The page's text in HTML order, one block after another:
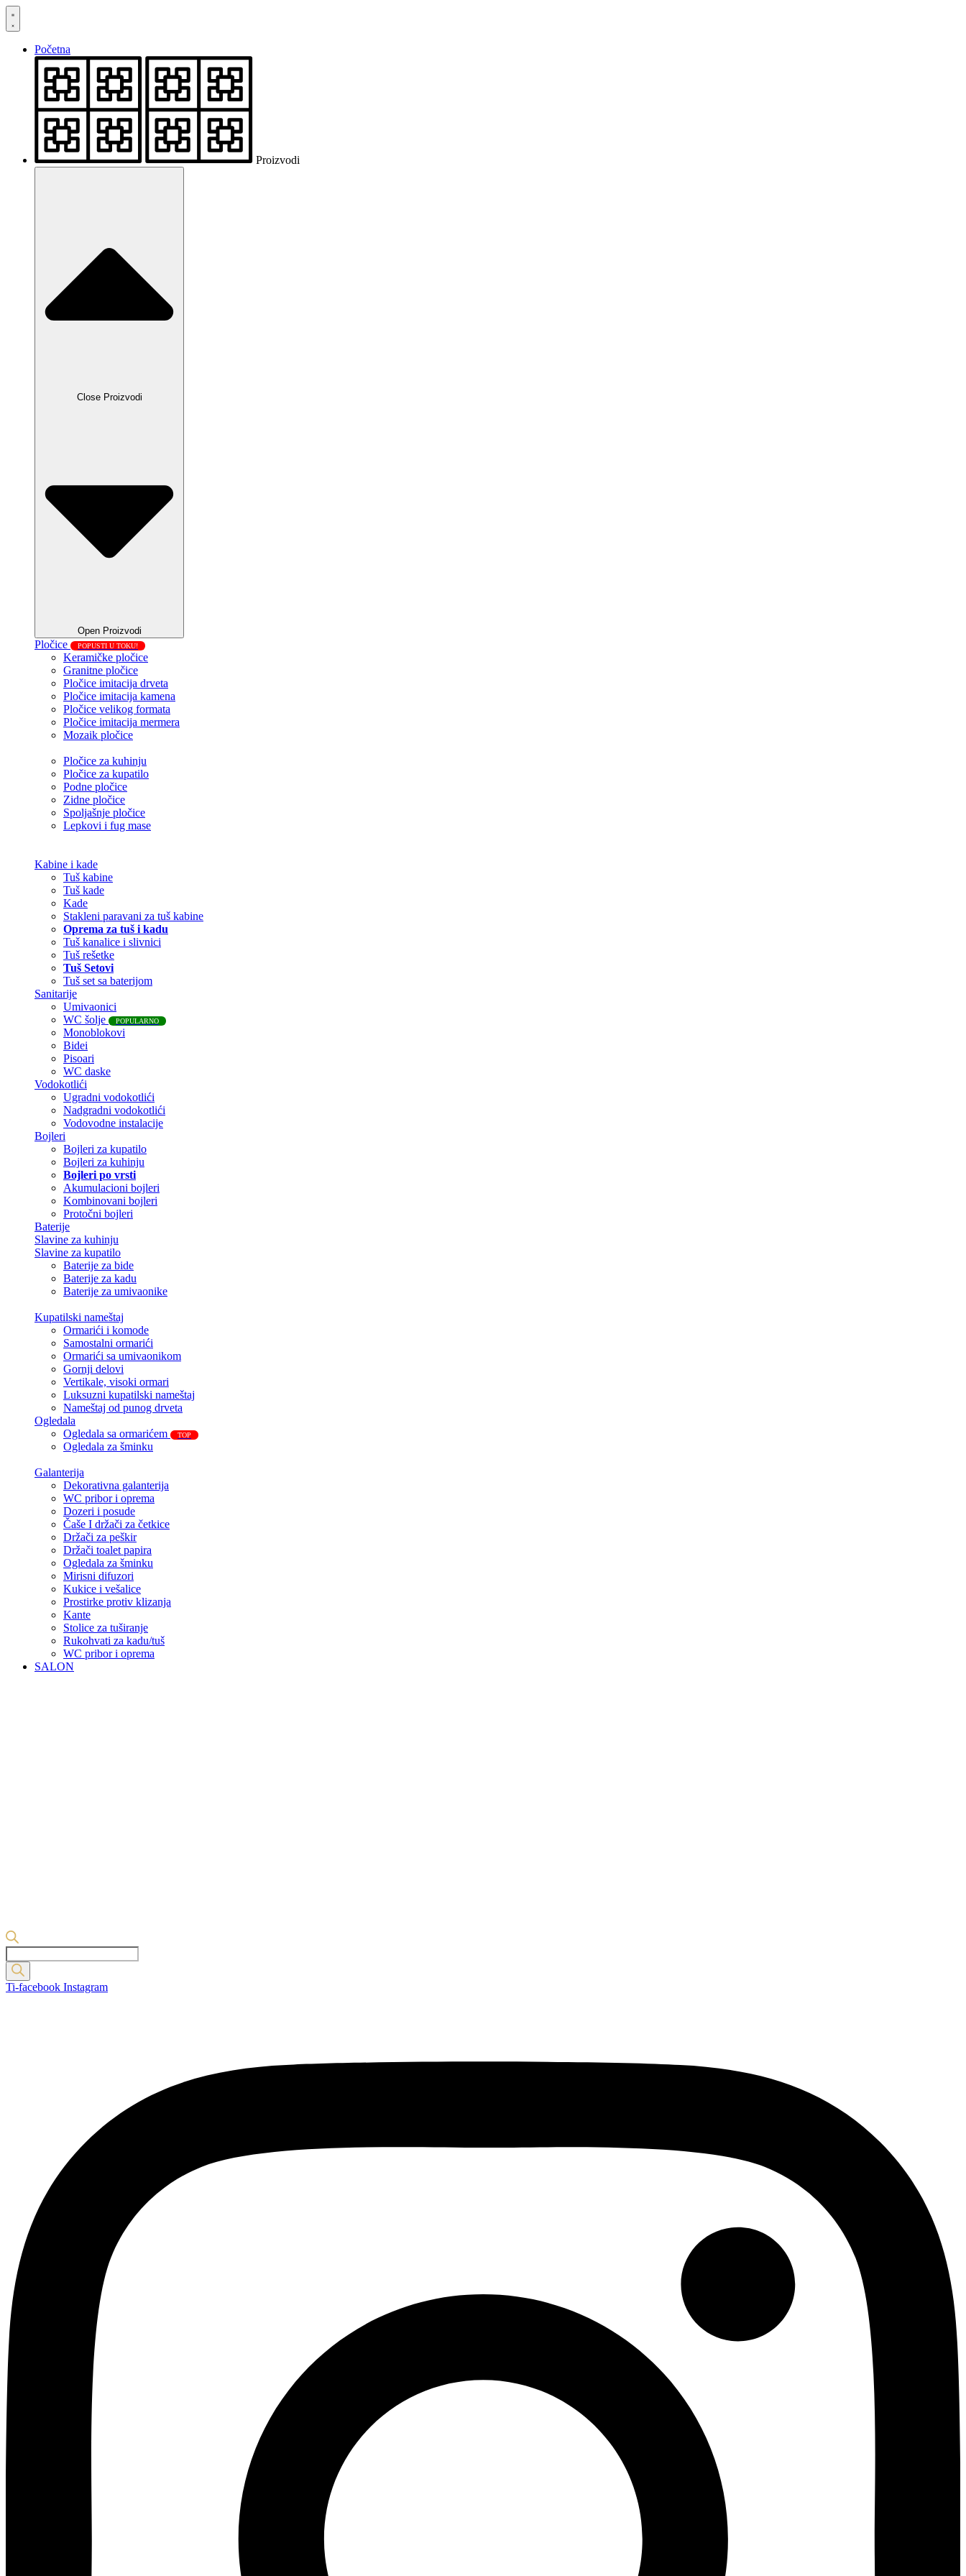
Skočite
na
Početna
Proizvodi
Close Proizvodi
Open Proizvodi
Pločice POPUSTI U TOKU!
Keramičke pločice
Granitne pločice
Pločice imitacija drveta
Pločice imitacija kamena
Pločice velikog formata
Pločice imitacija mermera
Mozaik pločice
Pločice za kuhinju
Pločice za kupatilo
Podne pločice
Zidne pločice
Spoljašnje pločice
Lepkovi i fug mase
Kabine i kade
Tuš kabine
Tuš kade
Kade
Stakleni paravani za tuš kabine
Oprema za tuš i kadu
Tuš kanalice i slivnici
Tuš rešetke
Tuš Setovi
Tuš set sa baterijom
Sanitarije
Umivaonici
WC šolje
POPULARNO
Monoblokovi
Bidei
Pisoari
WC daske
Vodokotlići
Ugradni vodokotlići
Nadgradni vodokotlići
Vodovodne instalacije
Bojleri
Bojleri za kupatilo
Bojleri za kuhinju
Bojleri po vrsti
Akumulacioni bojleri
Kombinovani bojleri
Protočni bojleri
Baterije
Slavine za kuhinju
Slavine za kupatilo
Baterije za bide
Baterije za kadu
Baterije za umivaonike
Kupatilski nameštaj
Ormarići i komode
Samostalni ormarići
Ormarići sa umivaonikom
Gornji delovi
Vertikale, visoki ormari
Luksuzni kupatilski nameštaj
Nameštaj od punog drveta
Ogledala
Ogledala sa ormarićem
TOP
Ogledala za šminku
Galanterija
Dekorativna galanterija
WC pribor i oprema
Dozeri i posude
Čaše I držači za četkice
Držači za peškir
Držači toalet papira
Ogledala za šminku
Mirisni difuzori
Kukice i vešalice
Prostirke protiv klizanja
Kante
Stolice za tuširanje
Rukohvati za kadu/tuš
WC pribor i oprema
SALON
Products
search
Ti-facebook Instagram